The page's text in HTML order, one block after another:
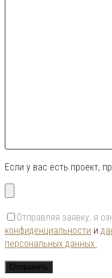
Если у вас есть проект,
Отправляя заявку, я
конфиденциальности и
персональных данных